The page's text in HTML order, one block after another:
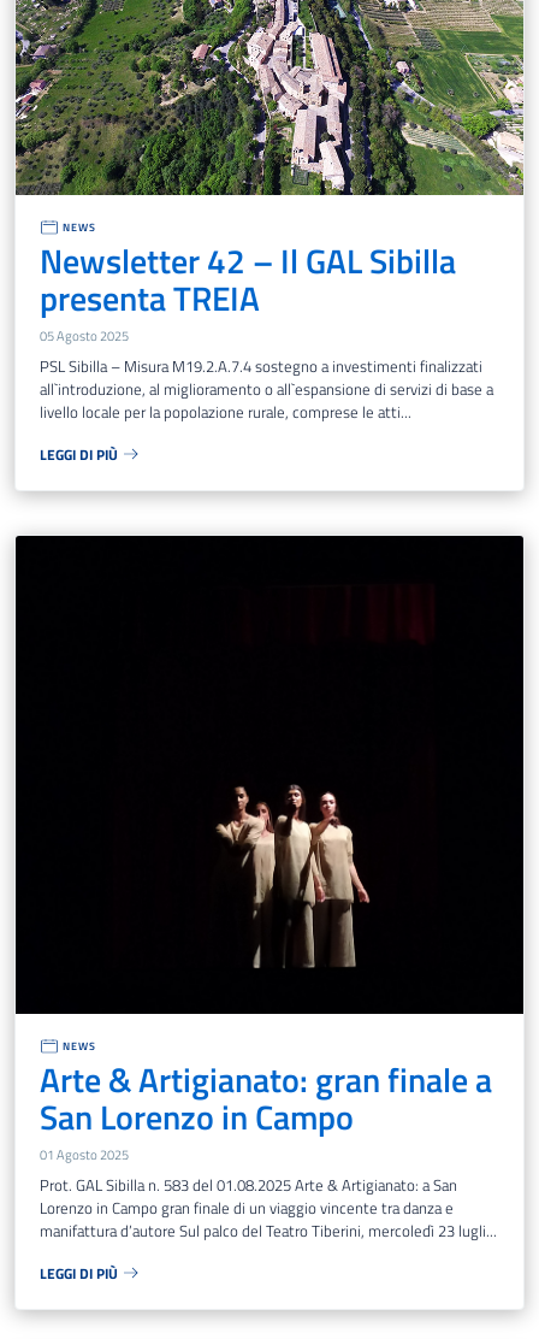
NEWS
Newsletter 42 – Il GAL Sibilla
presenta TREIA
05 Agosto 2025
PSL Sibilla – Misura M19.2.A.7.4 sostegno a investimenti finalizzati
all`introduzione, al miglioramento o all`espansione di servizi di base a
livello locale per la popolazione rurale, comprese le atti...
LEGGI DI PIÙ
NEWS
Arte & Artigianato: gran finale a
San Lorenzo in Campo
01 Agosto 2025
Prot. GAL Sibilla n. 583 del 01.08.2025 Arte & Artigianato: a San
Lorenzo in Campo gran finale di un viaggio vincente tra danza e
manifattura d’autore Sul palco del Teatro Tiberini, mercoledì 23 lugli...
LEGGI DI PIÙ